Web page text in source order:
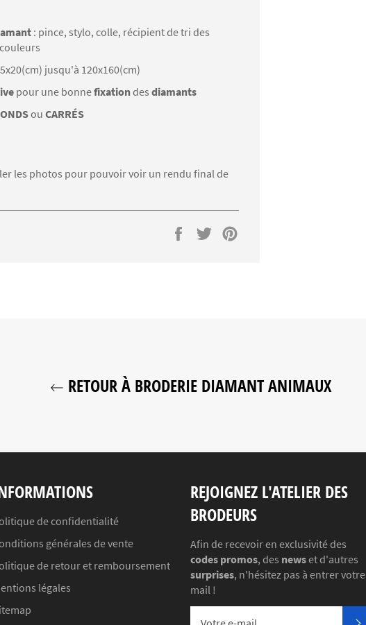
: pince, stylo, colle, récipient de tri des
jusqu'à 120x160(cm)
pour une bonnefixationdes diamants
ou CARRÉS
les photos pour pouvoir voir un rendu final de
PartagerTweeter
RETOUR À BRODERIE DIAMANT ANIMAUX
de confidentialité
générales de vente
de retour et remboursement
légales
REJOIGNEZ L'ATELIER DES
BRODEURS
Afin de recevoir en exclusivité des
codes promos, des newset d'autres
surprises, n'hésitez pas à entrer votre
mail !